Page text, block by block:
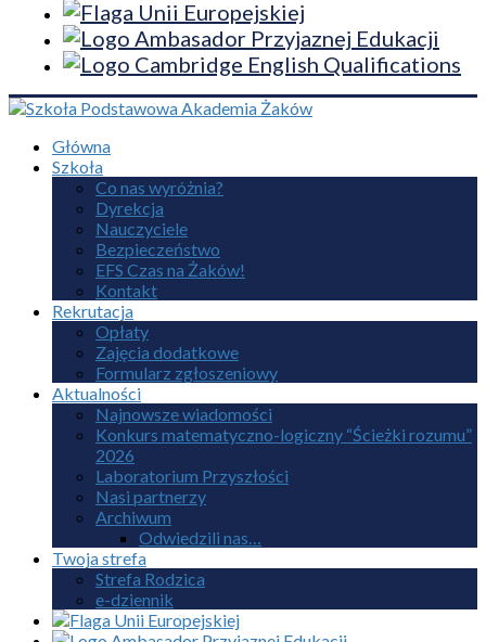
Główna
Szkoła
Co nas wyróżnia?
Dyrekcja
Nauczyciele
Bezpieczeństwo
EFS Czas na Żaków!
Kontakt
Rekrutacja
Opłaty
Zajęcia dodatkowe
Formularz zgłoszeniowy
Aktualności
Najnowsze wiadomości
Konkurs matematyczno-logiczny “Ścieżki rozumu”
2026
Laboratorium Przyszłości
Nasi partnerzy
Archiwum
Odwiedzili nas…
Twoja strefa
Strefa Rodzica
e-dziennik